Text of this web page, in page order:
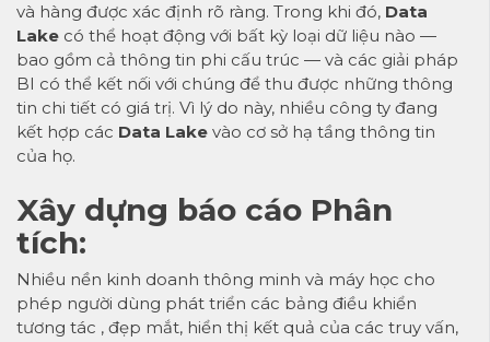
và hàng được xác định rõ ràng. Trong khi đó, Data
Lake có thể hoạt động với bất kỳ loại dữ liệu nào —
bao gồm cả thông tin phi cấu trúc — và các giải pháp
BI có thể kết nối với chúng để thu được những thông
tin chi tiết có giá trị. Vì lý do này, nhiều công ty đang
kết hợp các Data Lake vào cơ sở hạ tầng thông tin
của họ.
Xây dựng báo cáo Phân
tích:
Nhiều nền kinh doanh thông minh và máy học cho
phép người dùng phát triển các bảng điều khiển
tương tác , đẹp mắt, hiển thị kết quả của các truy vấn,